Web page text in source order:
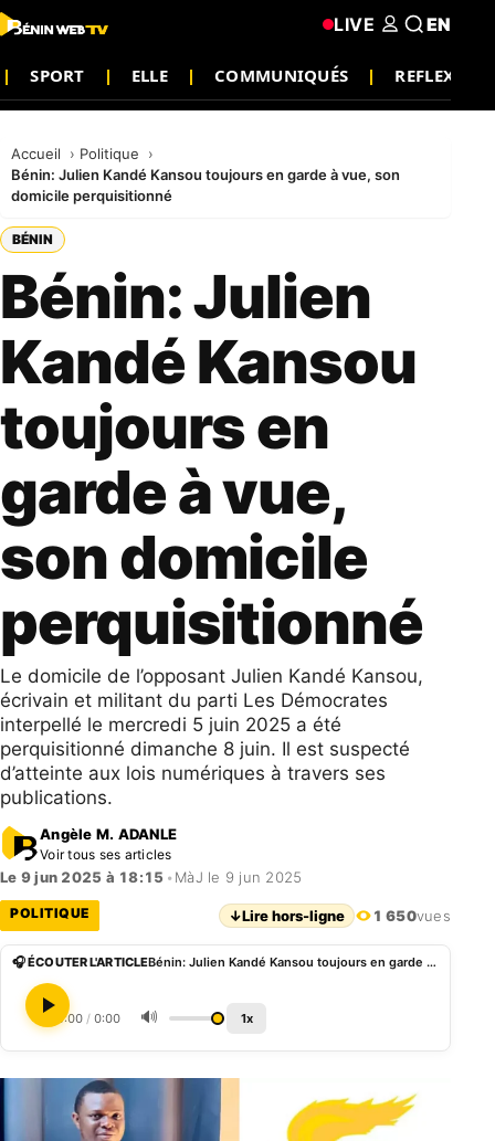
SPORT ELLE COMMUNIQUÉS REFLEXION
LIVE EN
Accueil
Politique
Bénin: Julien Kandé Kansou toujours en garde à vue, son
domicile perquisitionné
BÉNIN
Bénin: Julien
Kandé Kansou
toujours en
garde à vue,
son domicile
perquisitionné
Le domicile de l’opposant Julien Kandé Kansou,
écrivain et militant du parti Les Démocrates
interpellé le mercredi 5 juin 2025 a été
perquisitionné dimanche 8 juin. Il est suspecté
d’atteinte aux lois numériques à travers ses
publications.
Angèle M. ADANLE
Voir tous ses articles
Le 9 jun 2025 à 18:15 • MàJ le 9 jun 2025
POLITIQUE ↓Lire hors-ligne 1 650vues
🎧 ÉCOUTER L'ARTICLE Bénin: Julien Kandé Kansou toujours en garde à vue, son domicile perquisitionné
0:00 / 0:00 🔊 1x